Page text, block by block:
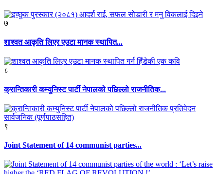
७
शाश्वत आकृति लिएर एउटा मानक स्थापित...
८
क्रान्तिकारी कम्युनिस्ट पार्टी नेपालको पछिल्लो राजनीतिक...
९
Joint Statement of 14 communist parties...